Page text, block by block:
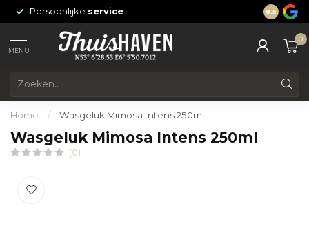
Persoonlijke service 24/7
8.5
MENU
0
Home / Wasgeluk Mimosa Intens 250ml
Wasgeluk Mimosa Intens 250ml
(0)